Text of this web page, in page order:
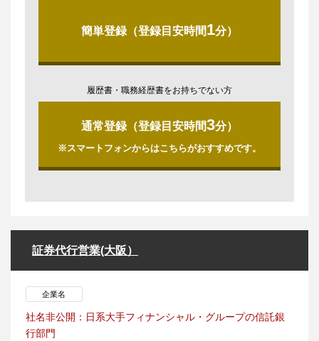
簡単登録（登録目安時間1分）
履歴書・職務経歴書をお持ちでない方
通常登録（登録目安時間3分）
※スマートフォンからはこちらがおすすめです。
証券代行営業(大阪）
企業名
社名非公開：日系大手フィナンシャル・グループの信託銀
行部門